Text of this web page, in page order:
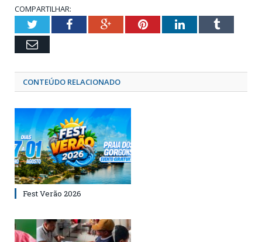
COMPARTILHAR:
TwitterFacebookGoogle+PinterestLinkedInTumblr
Email
CONTEÚDO RELACIONADO
Fest Verão 2026